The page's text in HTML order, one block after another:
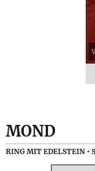
MOND
RING MIT EDELSTEIN •